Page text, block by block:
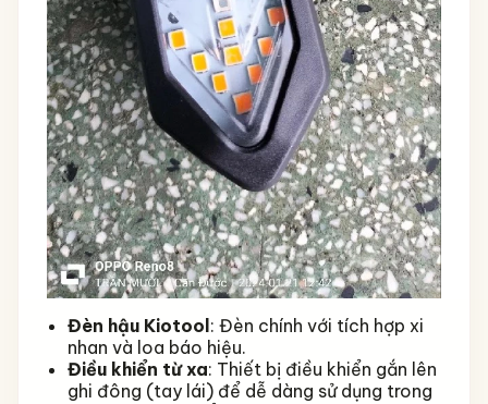
Đèn hậu Kiotool : Đèn chính với tích hợp xi
nhan và loa báo hiệu.
Điều khiển từ xa: Thiết bị điều khiển gắn lên
ghi đông (tay lái) để dễ dàng sử dụng trong